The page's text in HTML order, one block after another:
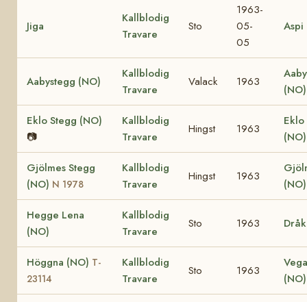
Jiga
Kallblodig
Travare
Sto
1963-
05-
05
Aspi
Aabystegg (NO)
Kallblodig
Travare
Valack 1963
(NO)
Eklo Stegg (NO)
📷
Kallblodig
Travare
Hingst 1963
Gjölmes Stegg
(NO) N 1978
Kallblodig
Travare
Hingst 1963
(NO)
Hegge Lena
(NO)
Kallblodig
Travare
Sto 1963
Höggna (NO) T-
23114
Kallblodig
Travare
Sto 1963